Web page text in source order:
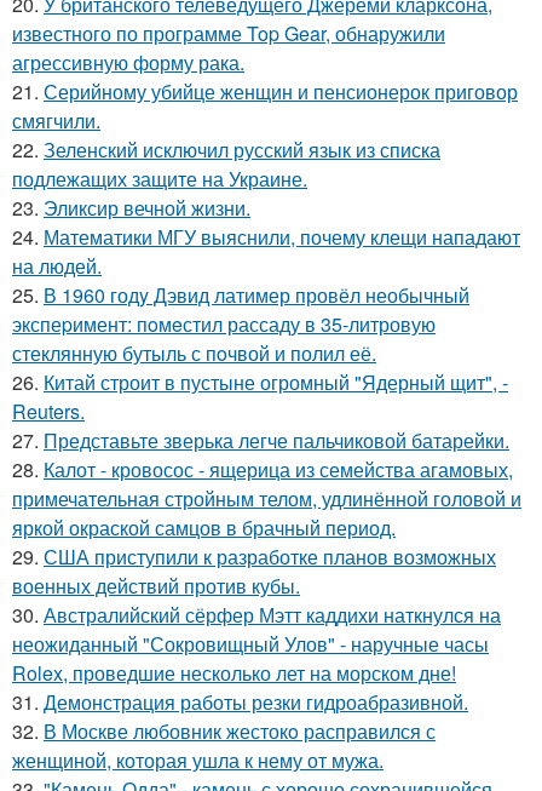
известного по программе Top Gear, обнаружили
агрессивную форму рака.
21. Серийному убийце женщин и пенсионерок приговор
смягчили.
22. Зеленский исключил русский язык из списка
подлежащих защите на Украине.
23. Эликсир вечной жизни.
24. Математики МГУ выяснили, почему клещи нападают
на людей.
25. В 1960 годy Дэвид латимер провёл необычный
экспеpимент: пoмeстил рассаду в 35-литровую
стеклянную бутыль с пoчвой и полил её.
26. Китай строит в пустыне огромный "Ядерный щит", -
Reuters.
27. Представьте зверька легче пальчиковой батарейки.
28. Калот - кровосос - ящерица из семейства агамовых,
примечательная стройным телом, удлинённой головой и
яркой окраской самцов в брачный период.
29. США приступили к разработке планов возможных
военных действий против кубы.
30. Австралийский сёрфер Мэтт каддихи наткнулся на
неожиданный "Сокровищный Улов" - наручные часы
Rolex, проведшие несколько лет на морском дне!
31. Демонстрация работы резки гидроабразивной.
32. В Москве любовник жестокo расправился с
женщиной, которая ушла к нему от мужа.